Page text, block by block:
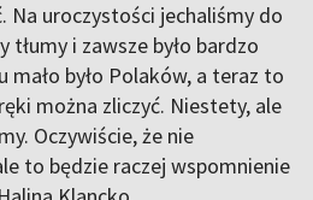
Na uroczystości jechaliśmy do
tłumy i zawsze było bardzo
mało było Polaków, a teraz to
można zliczyć. Niestety, ale
Oczywiście, że nie
to będzie raczej wspomnienie